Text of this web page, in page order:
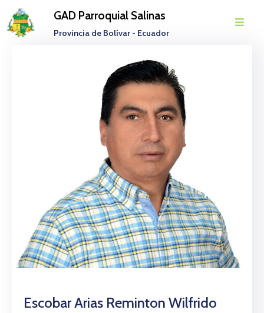
GAD Parroquial Salinas
Provincia de Bolívar - Ecuador
Noticias
Eventos
Contacto
Escobar Arias Reminton Wilfrido